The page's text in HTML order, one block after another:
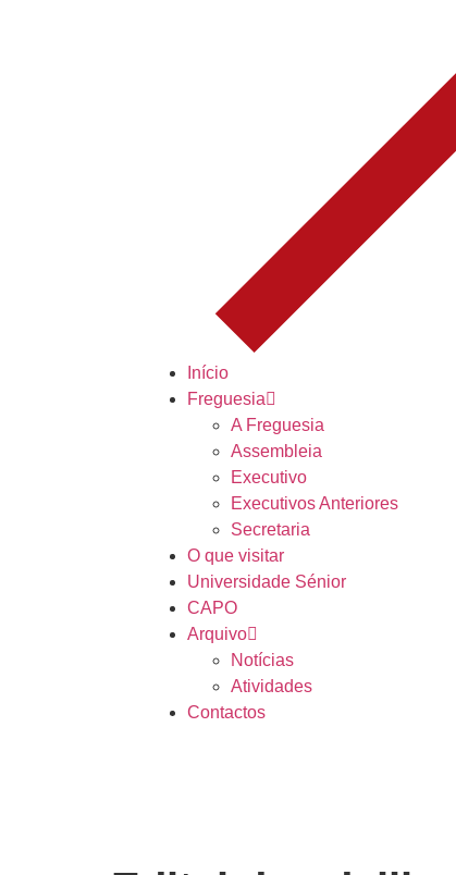
Início
Freguesia
A Freguesia
Assembleia
Executivo
Executivos Anteriores
Secretaria
O que visitar
Universidade Sénior
CAPO
Arquivo
Notícias
Atividades
Contactos